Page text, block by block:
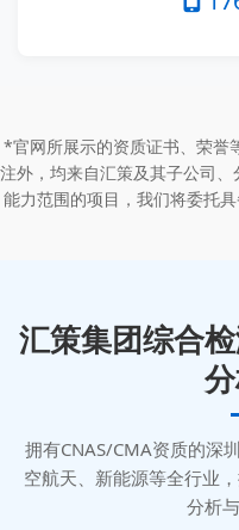
*官网所展示的资质证书、荣誉
注外，均来自汇策及其子公司
能力范围的项目，我们将委托
汇策集团综合
拥有CNAS/CMA资质的深
空航天、新能源等全行业
分析